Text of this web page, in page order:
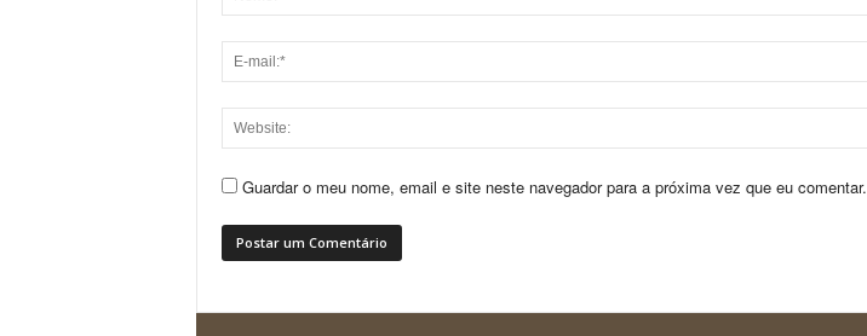
Guardar o meu nome, email e site neste navegador para a próxima vez que eu comentar.